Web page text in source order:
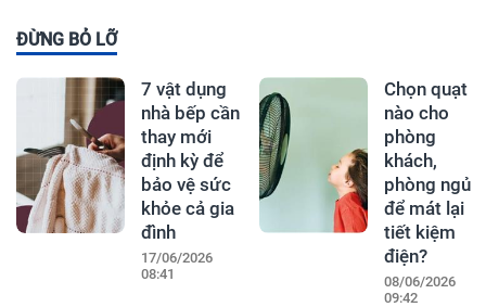
ĐỪNG BỎ LỠ
7 vật dụng
nhà bếp cần
thay mới
định kỳ để
bảo vệ sức
khỏe cả gia
đình
17/06/2026
08:41
Chọn quạt
nào cho
phòng
khách,
phòng ngủ
để mát lại
tiết kiệm
điện?
08/06/2026
09:42